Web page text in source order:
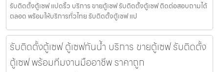
รับติดตั้งตู้เซฟ แปดริ้ว บริการ ขายตู้เซฟ รับติดตั้งตู้เซฟ ติดต่อสอบถามได้
ตลอด พร้อมให้บริการทั่วไทย รับติดตั้งตู้เซฟ แป
รับติดตั้งตู้เซฟ ตู้เซฟกันน้ำ บริการ ขายตู้เซฟ รับติดตั้ง
ตู้เซฟ พร้อมทีมงานมืออาชีพ ราคาถูก